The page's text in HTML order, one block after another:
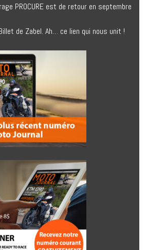
PROCURE est de retour en septembre
de Zabel. Ah… ce lien qui nous unit !